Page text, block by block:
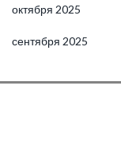
октября 2025
сентября 2025